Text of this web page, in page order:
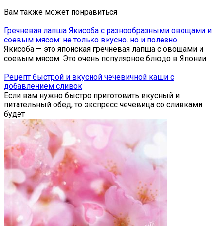
Вам также может понравиться
Гречневая лапша Якисоба с разнообразными овощами и
соевым мясом: не только вкусно, но и полезно
Якисоба — это японская гречневая лапша с овощами и
соевым мясом. Это очень популярное блюдо в Японии
Рецепт быстрой и вкусной чечевичной каши с
добавлением сливок
Если вам нужно быстро приготовить вкусный и
питательный обед, то экспресс чечевица со сливками
будет